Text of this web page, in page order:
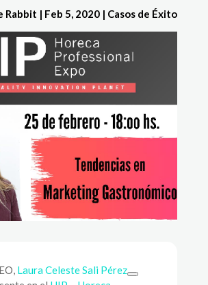
Rabbit | Feb 5, 2020| Casos de Éxito
Laura Celeste Sali Pérez